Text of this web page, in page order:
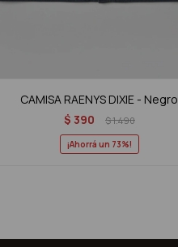
CAMISA RAENYS DIXIE - Negro
$ 390 $1.490
73